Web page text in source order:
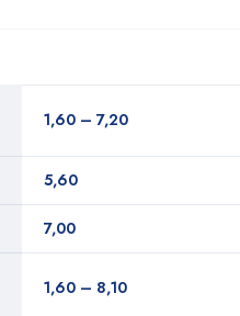
1,60 – 7,20
5,60
7,00
1,60 – 8,10